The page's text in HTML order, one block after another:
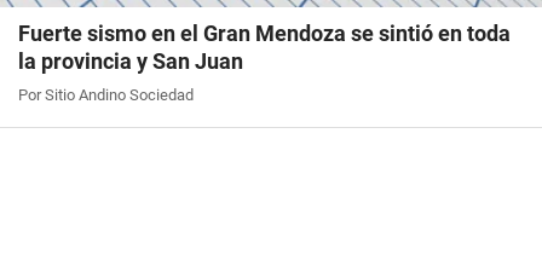
Fuerte sismo en el Gran Mendoza se sintió en toda
la provincia y San Juan
Por Sitio Andino Sociedad